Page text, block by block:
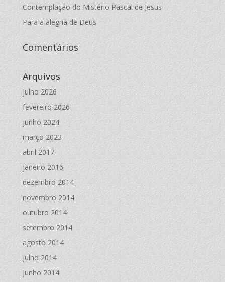
Contemplação do Mistério Pascal de Jesus
Para a alegria de Deus
Comentários
Arquivos
julho 2026
fevereiro 2026
junho 2024
março 2023
abril 2017
janeiro 2016
dezembro 2014
novembro 2014
outubro 2014
setembro 2014
agosto 2014
julho 2014
junho 2014